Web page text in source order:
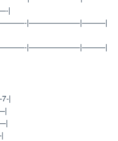
|
|——————–|———|
|——————–|———|
|